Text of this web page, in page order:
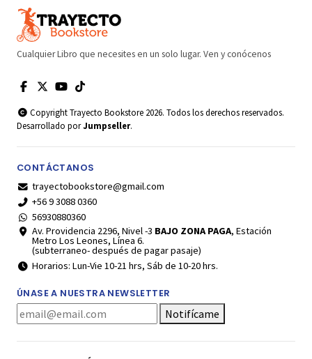
Cualquier Libro que necesites en un solo lugar. Ven y conócenos
Copyright Trayecto Bookstore 2026. Todos los derechos reservados.
Desarrollado porJumpseller.
CONTÁCTANOS
trayectobookstore@gmail.com
+56 9 3088 0360
56930880360
Av. Providencia 2296, Nivel -3 BAJO ZONA PAGA, Estación
Metro Los Leones, Línea 6.
(subterraneo- después de pagar pasaje)
Horarios: Lun-Vie 10-21 hrs, Sáb de 10-20 hrs.
ÚNASE A NUESTRA NEWSLETTER
Notifícame